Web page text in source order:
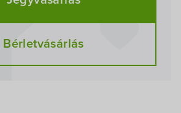
Bérletvásárlás